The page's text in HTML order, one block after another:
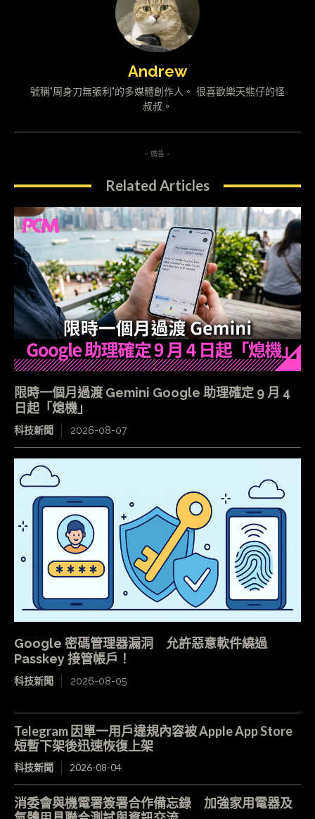
Andrew
號稱"周身刀無張利"的多媒體創作人。 很喜歡樂天熊仔的怪
叔叔。
- 廣告 -
Related Articles
限時一個月過渡 Gemini Google 助理確定 9 月 4
日起「熄機」
科技新聞 2026-08-07
Google 密碼管理器漏洞 允許惡意軟件繞過
Passkey 接管帳戶！
科技新聞 2026-08-05
Telegram 因單一用戶違規內容被 Apple App Store
短暫下架後迅速恢復上架
科技新聞 2026-08-04
消委會與機電署簽署合作備忘錄 加強家用電器及